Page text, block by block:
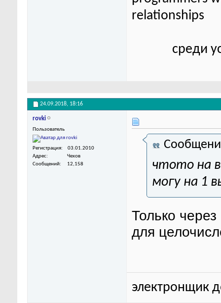
relationships
среди
24.09.2018, 18:16
rovki
Пользователь
Регистрация
03.01.2010
Адрес
Чехов
Сообщений
12,158
чтото на
могу на 1
Только
для
электронщик